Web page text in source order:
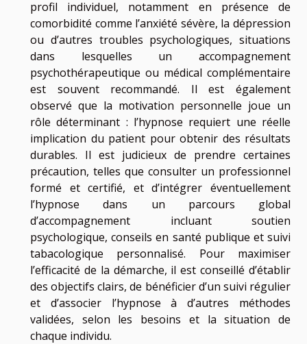
profil individuel, notamment en présence de
comorbidité comme l’anxiété sévère, la dépression
ou d’autres troubles psychologiques, situations
dans lesquelles un accompagnement
psychothérapeutique ou médical complémentaire
est souvent recommandé. Il est également
observé que la motivation personnelle joue un
rôle déterminant : l’hypnose requiert une réelle
implication du patient pour obtenir des résultats
durables. Il est judicieux de prendre certaines
précaution, telles que consulter un professionnel
formé et certifié, et d’intégrer éventuellement
l’hypnose dans un parcours global
d’accompagnement incluant soutien
psychologique, conseils en santé publique et suivi
tabacologique personnalisé. Pour maximiser
l’efficacité de la démarche, il est conseillé d’établir
des objectifs clairs, de bénéficier d’un suivi régulier
et d’associer l’hypnose à d’autres méthodes
validées, selon les besoins et la situation de
chaque individu.